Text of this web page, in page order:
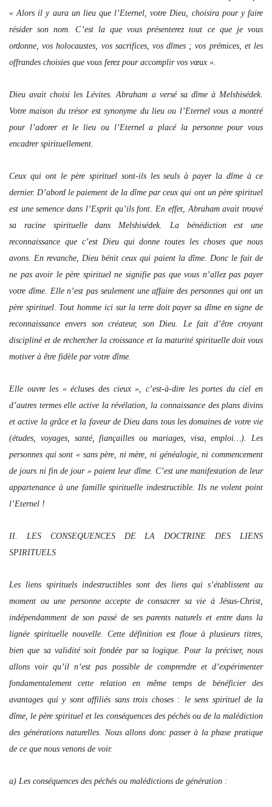
« Alors il y aura un lieu que l’Eternel, votre Dieu, choisira pour y faire
résider son nom. C’est la que vous présenterez tout ce que je vous
ordonne, vos holocaustes, vos sacrifices, vos dîmes ; vos prémices, et les
offrandes choisies que vous ferez pour accomplir vos vœux ».
Dieu avait choisi les Lévites. Abraham a versé sa dîme à Melshisédek.
Votre maison du trésor est synonyme du lieu ou l’Eternel vous a montré
pour l’adorer et le lieu ou l’Eternel a placé la personne pour vous
encadrer spirituellement.
Ceux qui ont le père spirituel sont-ils les seuls à payer la dîme à ce
dernier. D’abord le paiement de la dîme par ceux qui ont un père spirituel
est une semence dans l’Esprit qu’ils font. En effet, Abraham avait trouvé
sa racine spirituelle dans Melshisédek. La bénédiction est une
reconnaissance que c’est Dieu qui donne toutes les choses que nous
avons. En revanche, Dieu bénit ceux qui paient la dîme. Donc le fait de
ne pas avoir le père spirituel ne signifie pas que vous n’allez pas payer
votre dîme. Elle n’est pas seulement une affaire des personnes qui ont un
père spirituel. Tout homme ici sur la terre doit payer sa dîme en signe de
reconnaissance envers son créateur, son Dieu. Le fait d’être croyant
discipliné et de rechercher la croissance et la maturité spirituelle doit vous
motiver à être fidèle par votre dîme.
Elle ouvre les « écluses des cieux », c’est-à-dire les portes du ciel en
d’autres termes elle active la révélation, la connaissance des plans divins
et active la grâce et la faveur de Dieu dans tous les domaines de votre vie
(études, voyages, santé, fiançailles ou mariages, visa, emploi…). Les
personnes qui sont « sans père, ni mère, ni généalogie, ni commencement
de jours ni fin de jour » paient leur dîme. C’est une manifestation de leur
appartenance à une famille spirituelle indestructible. Ils ne volent point
l’Eternel !
II. LES CONSEQUENCES DE LA DOCTRINE DES LIENS
SPIRITUELS
Les liens spirituels indestructibles sont des liens qui s’établissent au
moment ou une personne accepte de consacrer sa vie à Jésus-Christ,
indépendamment de son passé de ses parents naturels et entre dans la
lignée spirituelle nouvelle. Cette définition est floue à plusieurs titres,
bien que sa validité soit fondée par sa logique. Pour la préciser, nous
allons voir qu’il n’est pas possible de comprendre et d’expérimenter
fondamentalement cette relation en même temps de bénéficier des
avantages qui y sont affiliés sans trois choses : le sens spirituel de la
dîme, le père spirituel et les conséquences des péchés ou de la malédiction
des générations naturelles. Nous allons donc passer à la phase pratique
de ce que nous venons de voir.
a) Les conséquences des péchés ou malédictions de génération :